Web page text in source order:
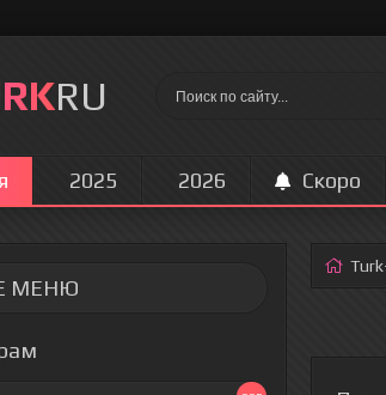
RU
2025 2026 Скоро
МЕНЮ